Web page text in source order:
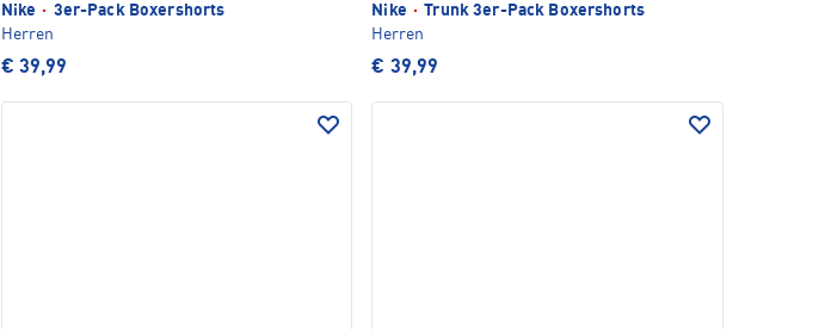
Nike · 3er-Pack Boxershorts
Herren
€ 39,99
Nike · Trunk 3er-Pack Boxershorts
Herren
€ 39,99